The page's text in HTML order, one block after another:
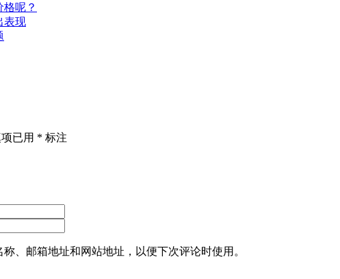
呢？
表现
已用 * 标注
、邮箱地址和网站地址，以便下次评论时使用。